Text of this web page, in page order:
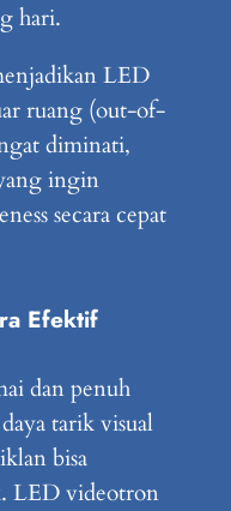
hari.
LED
ruang (out-of-
diminati,
ingin
secara cepat
Efektif
dan penuh
tarik visual
bisa
LED videotron